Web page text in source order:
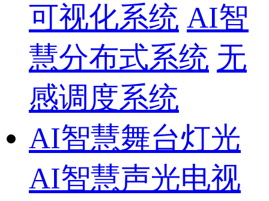
可视化系统 AI智
慧分布式系统 无
感调度系统
AI智慧舞台灯光
AI智慧声光电视